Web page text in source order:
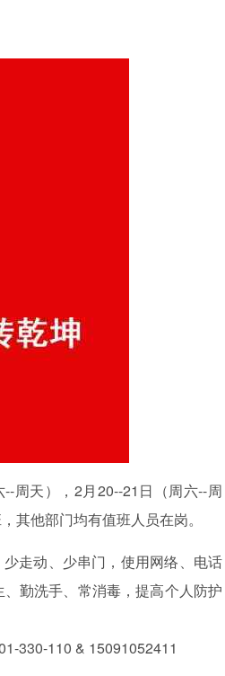
周天），2月20--21日（周六--周
其他部门均有值班人员在岗。
走动、少串门，使用网络、电话
勤洗手、常消毒，提高个人防护
330-110 & 15091052411